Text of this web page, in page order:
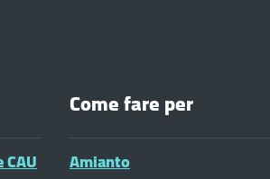
Come fare per
Amianto